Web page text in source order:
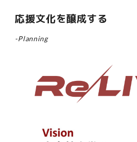
応援文化を醸成する
-Planning